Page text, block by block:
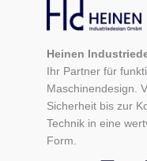
Heinen
Ihr Partner für
Maschinendesign.
Sicherheit bis zur
Technik in eine
Form.